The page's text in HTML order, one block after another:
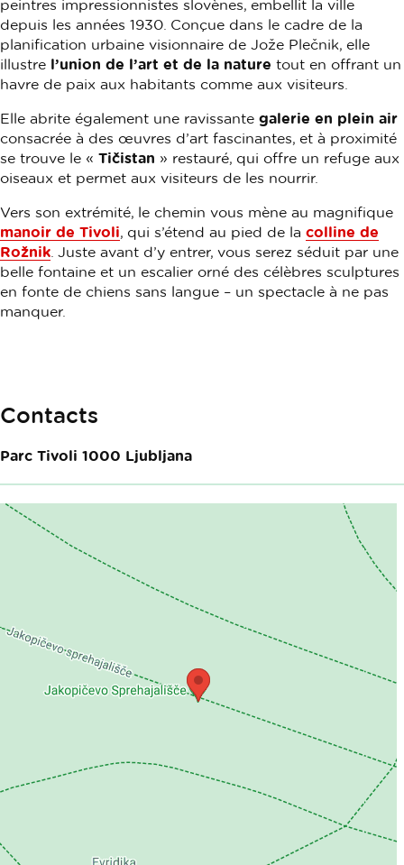
peintres impressionnistes slovènes, embellit la ville
depuis les années 1930. Conçue dans le cadre de la
planification urbaine visionnaire de Jože Plečnik, elle
illustre l’union de l’art et de la nature tout en offrant un
havre de paix aux habitants comme aux visiteurs.
Elle abrite également une ravissante galerie en plein air
consacrée à des œuvres d’art fascinantes, et à proximité
se trouve le « Tičistan » restauré, qui offre un refuge aux
oiseaux et permet aux visiteurs de les nourrir.
Vers son extrémité, le chemin vous mène au magnifique
manoir de Tivoli, qui s’étend au pied de la colline de
Rožnik . Juste avant d’y entrer, vous serez séduit par une
belle fontaine et un escalier orné des célèbres sculptures
en fonte de chiens sans langue – un spectacle à ne pas
manquer.
Contacts
Parc Tivoli 1000 Ljubljana